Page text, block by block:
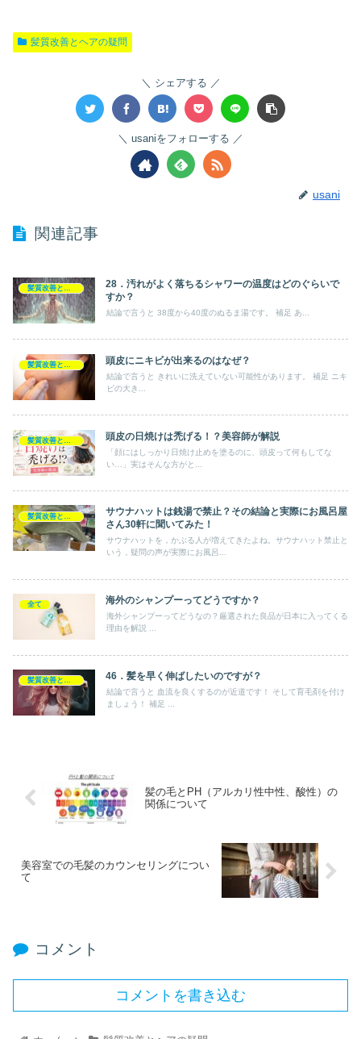
髪質改善とヘアの疑問
シェアする
usaniをフォローする
usani
関連記事
28．汚れがよく落ちるシャワーの温度はどのぐらいで
すか？
結論で言うと 38度から40度のぬるま湯です。 補足 あ...
頭皮にニキビが出来るのはなぜ？
結論で言うと きれいに洗えていない可能性があります。 補足 ニキ
ビの大き...
頭皮の日焼けは禿げる！？美容師が解説
「顔にはしっかり日焼け止めを塗るのに、頭皮って何もしてな
い…」実はそんな方がと...
サウナハットは銭湯で禁止？その結論と実際にお風呂屋
さん30軒に聞いてみた！
サウナハットを，かぶる人が増えてきたよね。サウナハット禁止と
いう，疑問の声が実際にお風呂...
全て 海外のシャンプーってどうですか？
海外シャンプーってどうなの？厳選された良品が日本に入ってくる
理由を解説 ...
髪質改善とヘアの疑問 46．髪を早く伸ばしたいのですが？
結論で言うと 血流を良くするのが近道です！ そして育毛剤を付け
ましょう！ 補足 ...
髪の毛とPH（アルカリ性中性、酸性）の
関係について
美容室での毛髪のカウンセリングについ
て
コメント
コメントを書き込む